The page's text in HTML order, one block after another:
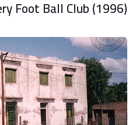
Foot Ball Club (1996)